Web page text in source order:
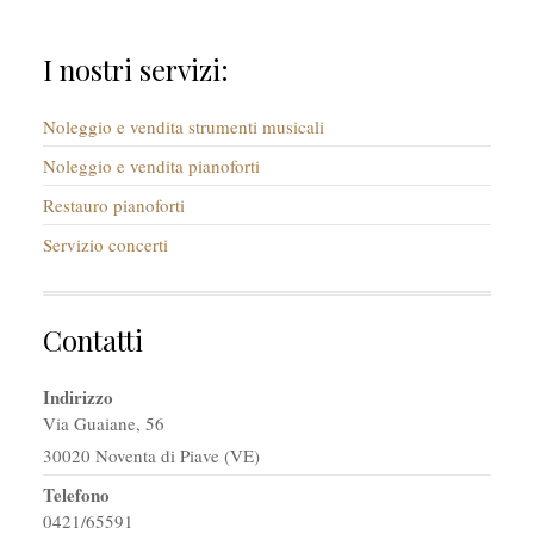
I nostri servizi:
Noleggio e vendita strumenti musicali
Noleggio e vendita pianoforti
Restauro pianoforti
Servizio concerti
Contatti
Indirizzo
Via Guaiane, 56
30020 Noventa di Piave (VE)
Telefono
0421/65591